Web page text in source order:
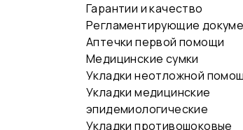
Гарантии и качество
Регламентирующие
Аптечки первой помощи
Медицинские сумки
Укладки неотложной
Укладки медицинские
эпидемиологические
Укладки противошоковые